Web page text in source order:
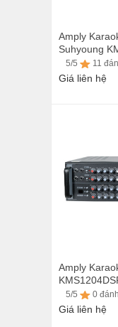
Amply
Suhyoung
5/5 11
Giá liên hệ
Amply
5/5 0
Giá liên hệ